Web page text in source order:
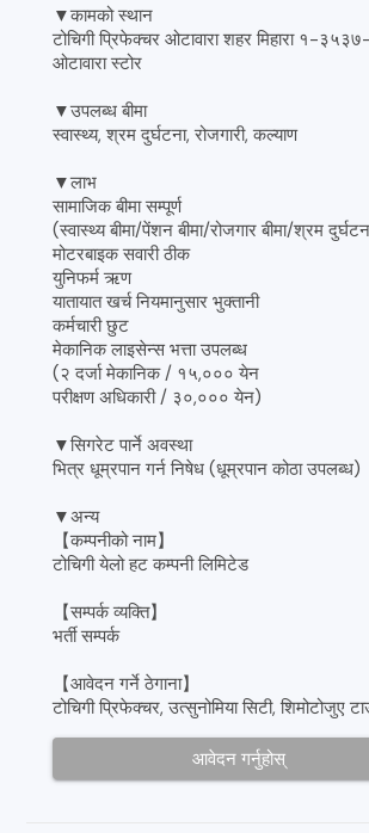
▼कामको स्थान
टोचिगी प्रिफेक्चर ओटावारा शहर मिहारा १-
ओटावारा स्टोर
▼उपलब्ध बीमा
स्वास्थ्य, श्रम दुर्घटना, रोजगारी, कल्याण
▼लाभ
सामाजिक बीमा सम्पूर्ण
(स्वास्थ्य बीमा/पेंशन बीमा/रोजगार बीमा/श्रम
मोटरबाइक सवारी ठीक
युनिफर्म ऋण
यातायात खर्च नियमानुसार भुक्तानी
कर्मचारी छुट
मेकानिक लाइसेन्स भत्ता उपलब्ध
(२ दर्जा मेकानिक / १५,००० येन
परीक्षण अधिकारी / ३०,००० येन)
▼सिगरेट पार्ने अवस्था
भित्र धूम्रपान गर्न निषेध (धूम्रपान कोठा उपलब्ध)
▼अन्य
【कम्पनीको नाम】
टोचिगी येलो हट कम्पनी लिमिटेड
【सम्पर्क व्यक्ति】
भर्ती सम्पर्क
【आवेदन गर्ने ठेगाना】
टोचिगी प्रिफेक्चर, उत्सुनोमिया सिटी, शिमोटोजुए
आवेदन गर्नुहोस्